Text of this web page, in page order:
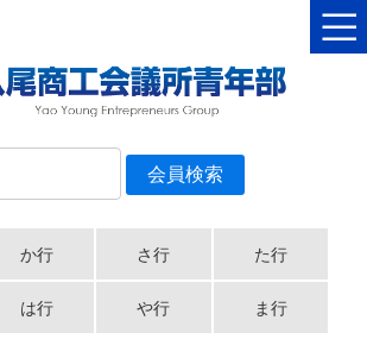
か行 さ行 た行
は行 や行 ま行